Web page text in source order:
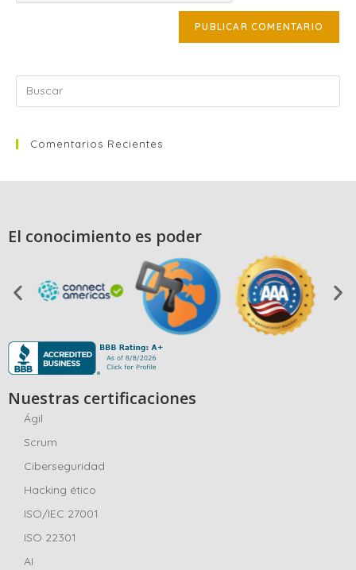
Comentarios Recientes
El conocimiento es poder
Nuestras certificaciones
Ágil
Scrum
Ciberseguridad
Hacking ético
ISO/IEC 27001
ISO 22301
AI